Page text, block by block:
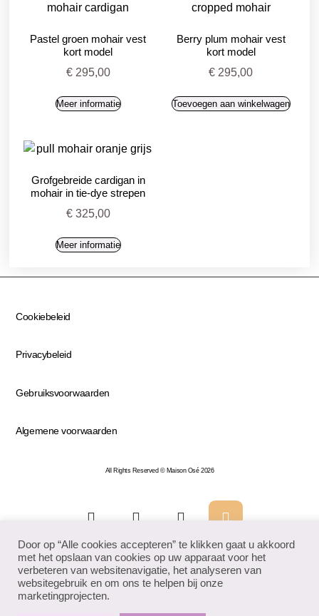
Pastel groen mohair vest
kort model
€295,00
Meer informatie
Berry plum mohair vest
kort model
€ 295,00
Toevoegen aan winkelwagen
Grofgebreide cardigan in
mohair in tie-dye strepen
€325,00
Meer informatie
Cookiebeleid
Privacybeleid
Gebruiksvoorwaarden
Algemene voorwaarden
All Rights Reserved © Maison Osé 2026
Door op “Alle cookies accepteren” te klikken gaat u akkoord
met het opslaan van cookies op uw apparaat voor het
verbeteren van websitenavigatie, het analyseren van
websitegebruik en om ons te helpen bij onze
marketingprojecten.